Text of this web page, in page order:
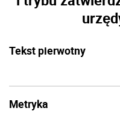
Tekst pierwotny
Metryka